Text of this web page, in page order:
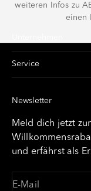
weiteren Infos zu
einen
Service
Newsletter
Meld dich jetzt
und erfährst als
E-Mail